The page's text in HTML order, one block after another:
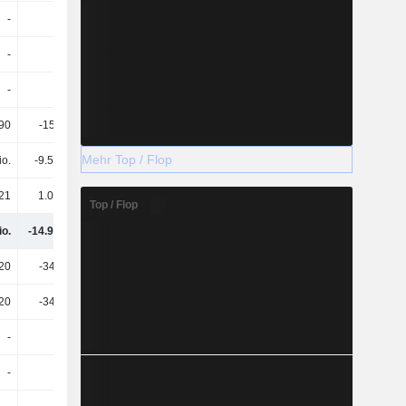
-
-
-
-159’198
-9.56 Mio. -8.63 Mio.
1.05 Mio.
-14.93 Mio.
-347’854
-347’854
-
-
Mehr Top / Flop
Top / Flop